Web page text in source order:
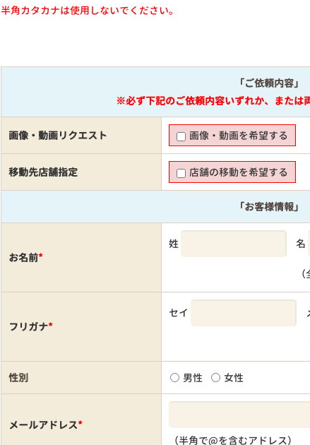
半角カタカナは使用しないでください。
「ご依頼内容」
※必ず下記のご依頼内容いずれか、または
画像・動画リクエスト 画像・動画を希望する
移動先店舗指定 店舗の移動を希望する
「お客様情報」
お名前*
姓 名
フリガナ*
セイ
性別 男性 女性
メールアドレス*
（半角で@を含むアドレス）